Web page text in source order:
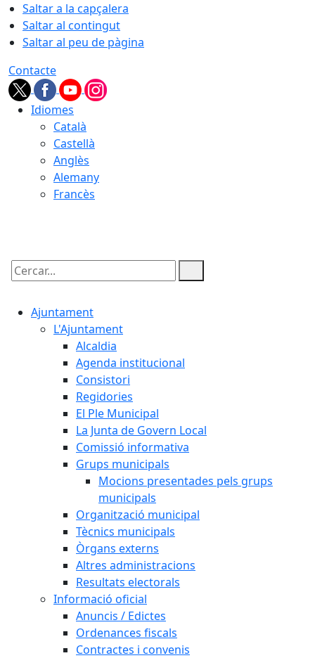
Saltar a la capçalera
Saltar al contingut
Saltar al peu de pàgina
Contacte
Idiomes
Català
Castellà
Anglès
Alemany
Francès
Cercar:
Ajuntament
L'Ajuntament
Alcaldia
Agenda institucional
Consistori
Regidories
El Ple Municipal
La Junta de Govern Local
Comissió informativa
Grups municipals
Mocions presentades pels grups
municipals
Organització municipal
Tècnics municipals
Òrgans externs
Altres administracions
Resultats electorals
Informació oficial
Anuncis / Edictes
Ordenances fiscals
Contractes i convenis